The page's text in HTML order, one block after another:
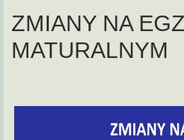
ZMIANY NA
MATURALNYM